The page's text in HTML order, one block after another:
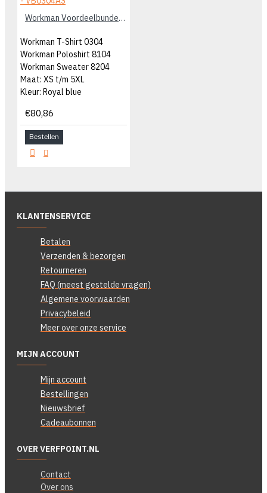
Workman Voordeelbundel - VB0304AS
Workman T-Shirt 0304
Workman Poloshirt 8104
Workman Sweater 8204
Maat: XS t/m 5XL
Kleur: Royal blue
€80,86
Bestellen
KLANTENSERVICE
Betalen
Verzenden & bezorgen
Retourneren
FAQ (meest gestelde vragen)
Algemene voorwaarden
Privacybeleid
Meer over onze service
MIJN ACCOUNT
Mijn account
Bestellingen
Nieuwsbrief
Cadeaubonnen
OVER VERFPOINT.NL
Contact
Over ons